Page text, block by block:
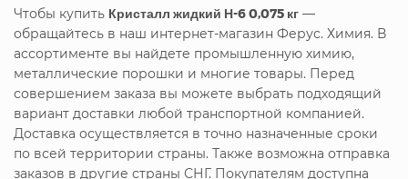
Чтобы купить Кристалл жидкий Н-6 0,075 кг —
обращайтесь в наш интернет-магазин Ферус. Химия. В
ассортименте вы найдете промышленную химию,
металлические порошки и многие товары. Перед
совершением заказа вы можете выбрать подходящий
вариант доставки любой транспортной компанией.
Доставка осуществляется в точно назначенные сроки
по всей территории страны. Также возможна отправка
заказов в другие страны СНГ. Покупателям доступна